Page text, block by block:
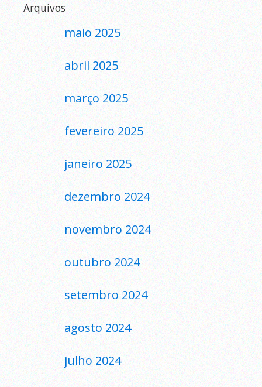
Arquivos
maio 2025
abril 2025
março 2025
fevereiro 2025
janeiro 2025
dezembro 2024
novembro 2024
outubro 2024
setembro 2024
agosto 2024
julho 2024